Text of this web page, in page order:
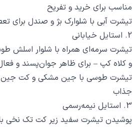
مناسب برای خرید و تفریح
تیشرت آبی با شلوارک بژ و صندل برای
2. استایل خیابانی
تیشرت سرمه‌ای همراه با شلوار اسلش
و کلاه کپ – برای ظاهر جوان‌پسند و
تیشرت طوسی با جین مشکی و کت جین
جذاب
3. استایل نیمه‌رسمی
پوشیدن تیشرت سفید زیر کت تک نخی